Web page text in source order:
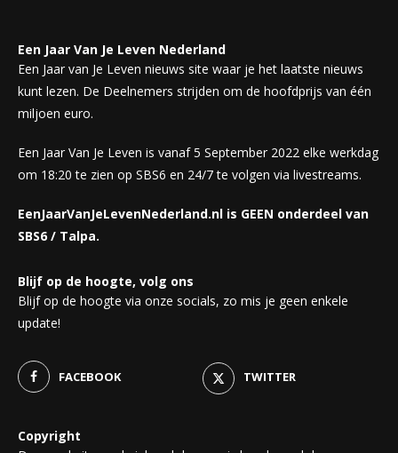
Een Jaar Van Je Leven Nederland
Een Jaar van Je Leven nieuws site waar je het laatste nieuws
kunt lezen. De Deelnemers strijden om de hoofdprijs van één
miljoen euro.
Een Jaar Van Je Leven is vanaf 5 September 2022 elke werkdag
om 18:20 te zien op SBS6 en 24/7 te volgen via livestreams.
EenJaarVanJeLevenNederland.nl is GEEN onderdeel van
SBS6 / Talpa.
Blijf op de hoogte, volg ons
Blijf op de hoogte via onze socials, zo mis je geen enkele
update!
FACEBOOK TWITTER
Copyright